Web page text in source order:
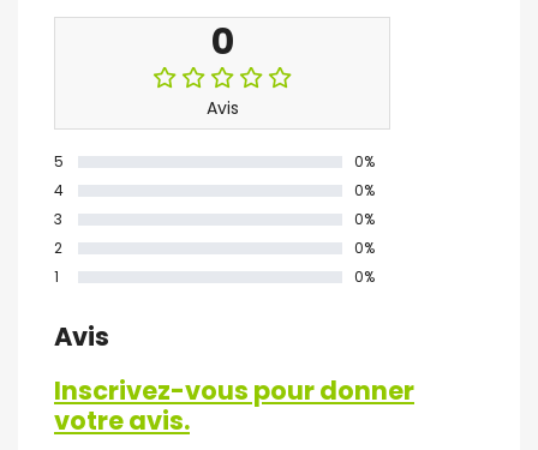
0
Avis
5
0%
4
0%
3
0%
2
0%
1
0%
Avis
Inscrivez-vous pour donner
votre avis.